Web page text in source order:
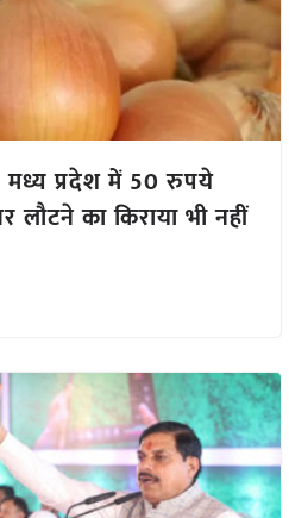
प्रदेश में 50 रुपये
का किराया भी नहीं